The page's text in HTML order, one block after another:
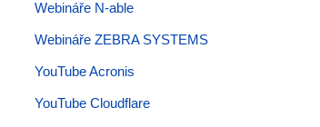
Webináře N-able
Webináře ZEBRA SYSTEMS
YouTube Acronis
YouTube Cloudflare